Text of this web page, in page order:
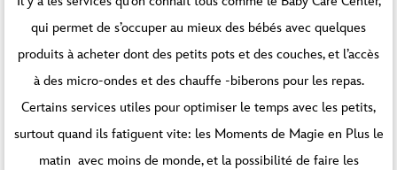
qui permet de s’occuper au mieux des bébés avec quelques
produits à acheter dont des petits pots et des couches, et l’accès
à des micro-ondes et des chauffe -biberons pour les repas.
Certains services utiles pour optimiser le temps avec les petits,
surtout quand ils fatiguent vite: les Moments de Magie en Plus le
matin avec moins de monde, et la possibilité de faire les